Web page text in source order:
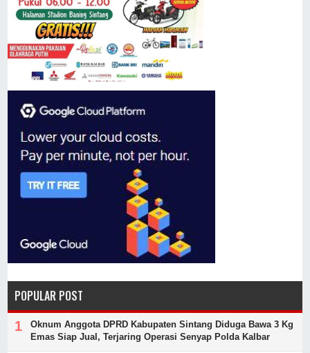
POPULAR POST
Oknum Anggota DPRD Kabupaten Sintang Diduga Bawa 3 Kg
Emas Siap Jual, Terjaring Operasi Senyap Polda Kalbar